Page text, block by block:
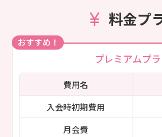
料金プ
おすすめ！
プレミアムプ
費用名
入会時初期費用
月会費